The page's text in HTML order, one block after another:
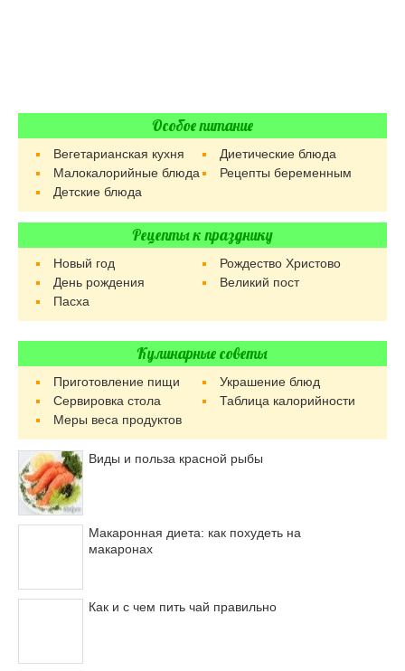
Особое питание
Вегетарианская кухня
Диетические блюда
Малокалорийные блюда
Рецепты беременным
Детские блюда
Рецепты к празднику
Новый год
Рождество Христово
День рождения
Великий пост
Пасха
Кулинарные советы
Приготовление пищи
Украшение блюд
Сервировка стола
Таблица калорийности
Меры веса продуктов
Виды и польза красной рыбы
Макаронная диета: как похудеть на
макаронах
Как и с чем пить чай правильно